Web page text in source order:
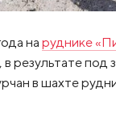
на руднике
под
в шахте